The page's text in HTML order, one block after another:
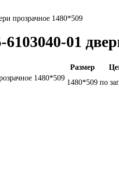
прозрачное 1480*509
01
Размер
1480*509
1480*509 по